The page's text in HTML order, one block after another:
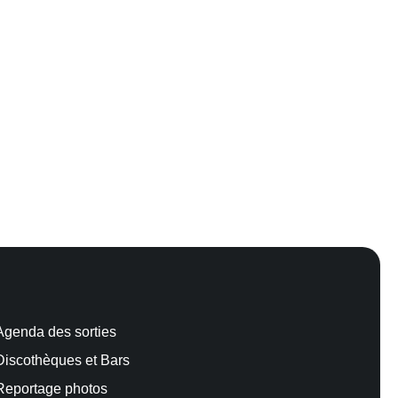
des sorties
et Bars
photos